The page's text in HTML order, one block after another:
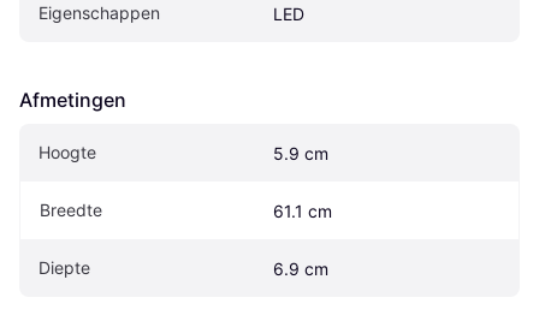
Eigenschappen LED
Afmetingen
Hoogte 5.9 cm
Breedte 61.1 cm
Diepte 6.9 cm